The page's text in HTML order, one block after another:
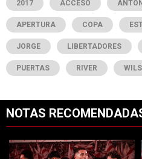
2017 ACCESO
APERTURA COPA
JORGE LIBERTADORES
PUERTAS RIVER
NOTAS
Un artículo de tendencia con el